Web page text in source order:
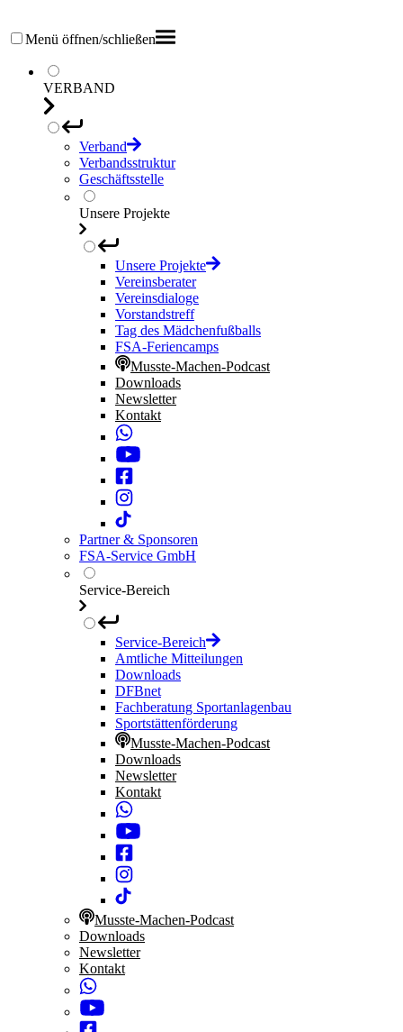
Menü öffnen/schließen
VERBAND
Verband
Verbandsstruktur
Geschäftsstelle
Unsere Projekte
Unsere Projekte
Vereinsberater
Vereinsdialoge
Vorstandstreff
Tag des Mädchenfußballs
FSA-Feriencamps
Musste-Machen-Podcast
Downloads
Newsletter
Kontakt
Partner & Sponsoren
FSA-Service GmbH
Service-Bereich
Service-Bereich
Amtliche Mitteilungen
Downloads
DFBnet
Fachberatung Sportanlagenbau
Sportstättenförderung
Musste-Machen-Podcast
Downloads
Newsletter
Kontakt
Musste-Machen-Podcast
Downloads
Newsletter
Kontakt